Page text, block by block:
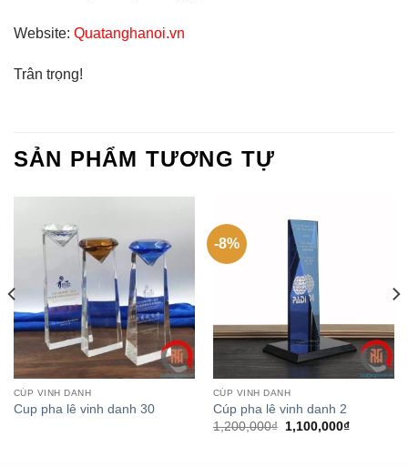
Website: Quatanghanoi.vn
Trân trọng!
SẢN PHẨM TƯƠNG TỰ
CÚP VINH DANH
Cup pha lê vinh danh 30
-8%
CÚP VINH DANH
Cúp pha lê vinh danh 2
1,200,000₫ 1,100,000₫